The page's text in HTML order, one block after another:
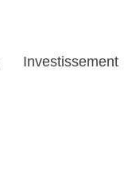
Investissement